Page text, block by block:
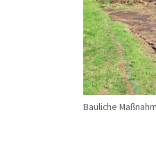
Bauliche